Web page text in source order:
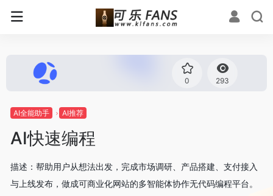
0 293
AI全能助手 AI推荐
AI快速编程
描述：帮助用户从想法出发，完成市场调研、产品搭建、支付接入
与上线发布，做成可商业化网站的多智能体协作无代码编程平台。